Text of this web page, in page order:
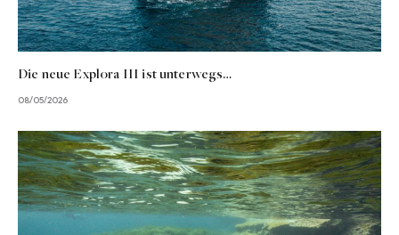
Die neue Explora III ist unterwegs…
08/05/2026